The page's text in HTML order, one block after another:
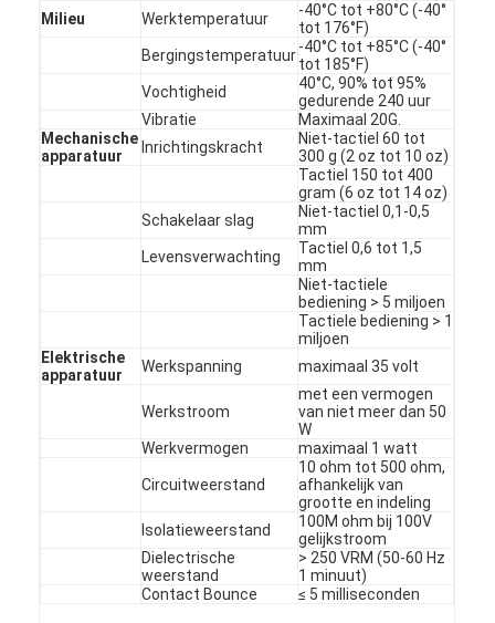
Producten
Kwaliteitscontrole
Vraag een offerte
Milieu Werktemperatuur
-40°C tot +80°C (-40°
tot 176°F)
Bergingstemperatuur-40°C tot +85°C (-40°
tot 185°F)
Vochtigheid
40°C, 90% tot 95%
gedurende 240 uur
Vibratie
Maximaal 20G.
Mechanische
apparatuur
Inrichtingskracht
Niet-tactiel 60 tot
300 g (2 oz tot 10 oz)
Tactiel 150 tot 400
gram (6 oz tot 14 oz)
Schakelaar slag
Niet-tactiel 0,1-0,5
mm
Levensverwachting
Tactiel 0,6 tot 1,5
mm
Niet-tactiele
bediening > 5 miljoen
Tactiele bediening > 1
miljoen
Elektrische
apparatuur
Werkspanning maximaal 35 volt
Werkstroom
met een vermogen
van niet meer dan 50
W
Werkvermogen
maximaal 1 watt
Circuitweerstand
10 ohm tot 500 ohm,
afhankelijk van
grootte en indeling
Isolatieweerstand
100M ohm bij 100V
gelijkstroom
Dielectrische
weerstand
> 250 VRM (50-60 Hz
1 minuut)
Contact Bounce
≤ 5 milliseconden